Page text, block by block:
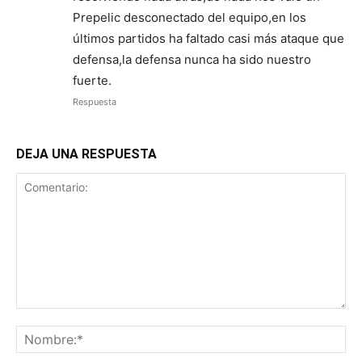
Prepelic desconectado del equipo,en los
últimos partidos ha faltado casi más ataque que
defensa,la defensa nunca ha sido nuestro
fuerte.
Respuesta
DEJA UNA RESPUESTA